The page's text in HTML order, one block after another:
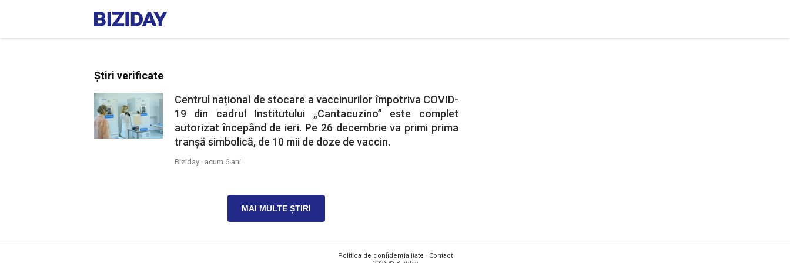
Știri verificate
Centrul național de stocare a vaccinurilor împotriva COVID-
19 din cadrul Institutului „Cantacuzino” este complet
autorizat începând de ieri. Pe 26 decembrie va primi prima
tranșă simbolică, de 10 mii de doze de vaccin.
Biziday · acum 6 ani
MAI MULTE ȘTIRI
Politica de confidențialitate · Contact